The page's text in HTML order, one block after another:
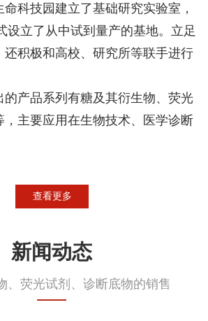
技园建立了基础研究实验室，
设立了从中试到量产的基地。立足
还积极和高校、研究所等联手进行
产品系列有糖及其衍生物、荧光
，主要应用在生物技术、医学诊断
查看更多
新闻动态
、荧光试剂、诊断底物的销售